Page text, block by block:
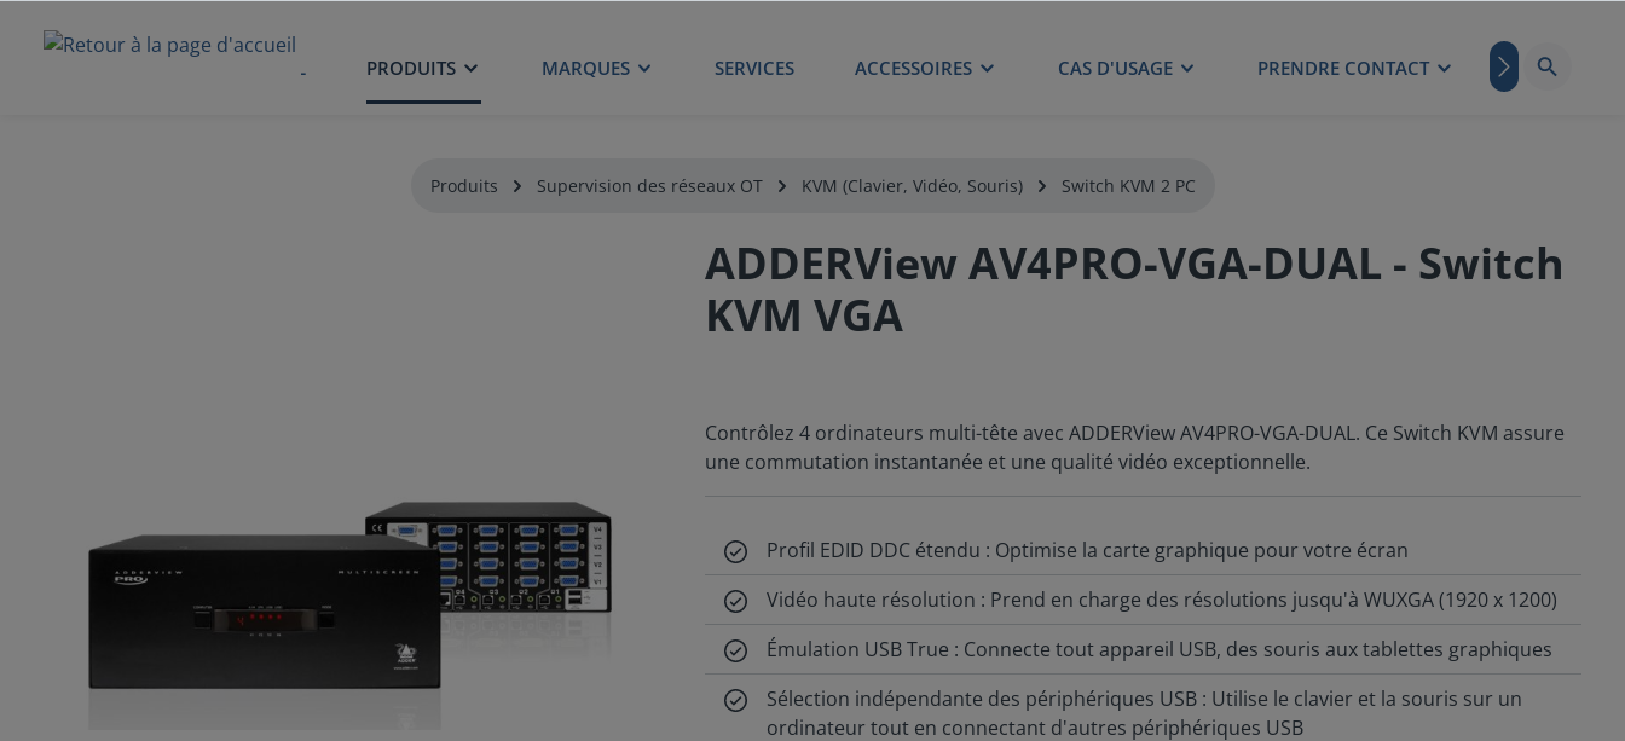
ACCUEIL PRODUITS MARQUES SERVICES ACCESSOIRES CAS D'USAGE PRENDRE CONTACT BLOG
Produits Supervision des réseaux OT KVM (Clavier, Vidéo, Souris) Switch KVM 2 PC
ADDERView AV4PRO-VGA-DUAL - Switch
KVM VGA
Contrôlez 4 ordinateurs multi-tête avec ADDERView AV4PRO-VGA-DUAL. Ce Switch KVM assure
une commutation instantanée et une qualité vidéo exceptionnelle.
Profil EDID DDC étendu : Optimise la carte graphique pour votre écran
Vidéo haute résolution : Prend en charge des résolutions jusqu'à WUXGA (1920 x 1200)
Émulation USB True : Connecte tout appareil USB, des souris aux tablettes graphiques
Sélection indépendante des périphériques USB : Utilise le clavier et la souris sur un
ordinateur tout en connectant d'autres périphériques USB